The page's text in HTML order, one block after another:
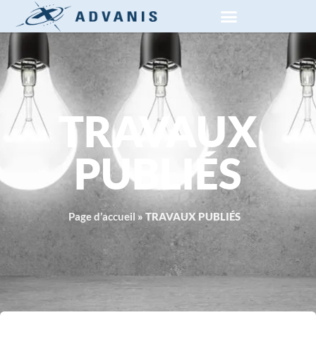
TRAVAUX
PUBLIÉS
Page d’accueil »TRAVAUX PUBLIÉS